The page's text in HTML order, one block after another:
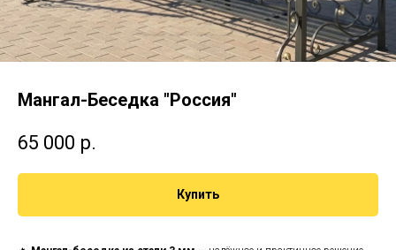
Мангал-Беседка "Россия"
65 000 р.
Купить